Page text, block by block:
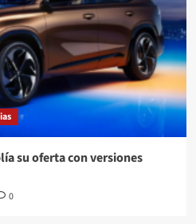
su oferta con versiones
0